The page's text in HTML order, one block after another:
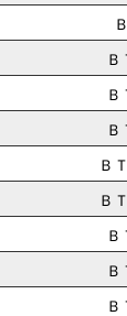
Ｂ
Ｂ
Ｂ
Ｂ
Ｂ
Ｂ
Ｂ
Ｂ